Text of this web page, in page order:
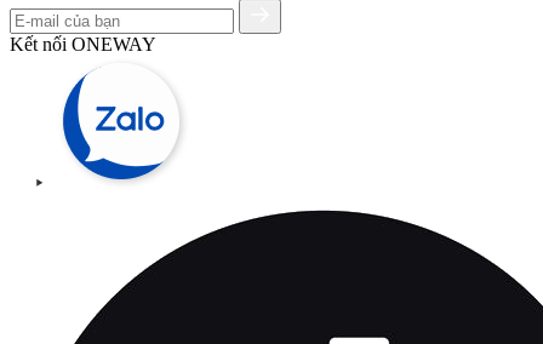
Kết nối ONEWAY